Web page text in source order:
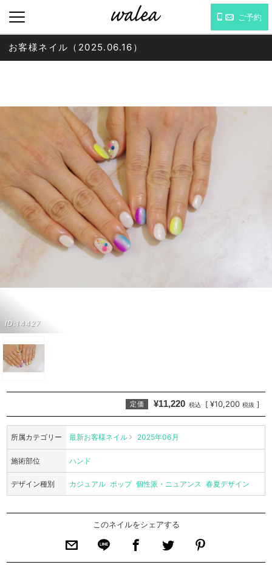
ご予約
ID:14427
お客様ネイル（2025.06.16）
定価 ¥11,220 税込 [ ¥10,200 税抜 ]
所属カテゴリー 最新お客様ネイル 2025年06月
施術部位 ハンド
デザイン種別 カジュアル ポップ 個性派・ニュアンス 春夏デザイン
このネイルをシェアする